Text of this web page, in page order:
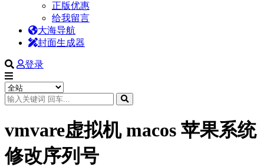
正版优惠
给我留言
大海导航
封面生成器
登录
vmvare虚拟机 macos 苹果系统
修改序列号